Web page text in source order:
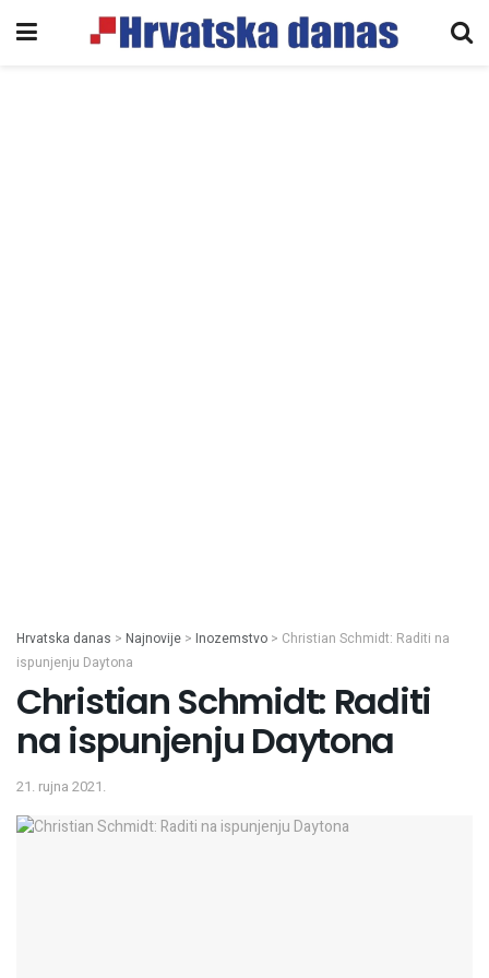
Hrvatska danas > Najnovije > Inozemstvo > Christian Schmidt: Raditi na
ispunjenju Daytona
Christian Schmidt: Raditi
na ispunjenju Daytona
21. rujna 2021.